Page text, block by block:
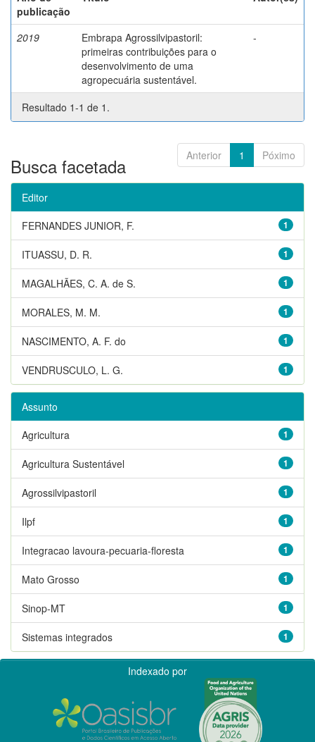
publicação
2019
Embrapa Agrossilvipastoril:
primeiras contribuições para o
desenvolvimento de uma
agropecuária sustentável.
-
Resultado 1-1 de 1.
Anterior 1 Póximo
Busca facetada
Editor
1
FERNANDES JUNIOR, F.
1
ITUASSU, D. R.
1
MAGALHÃES, C. A. de S.
1
MORALES, M. M.
1
NASCIMENTO, A. F. do
1
VENDRUSCULO, L. G.
Assunto
1
Agricultura
1
Agricultura Sustentável
1
Agrossilvipastoril
1
Ilpf
1
Integracao lavoura-pecuaria-floresta
1
Mato Grosso
1
Sinop-MT
1
Sistemas integrados
Indexado por